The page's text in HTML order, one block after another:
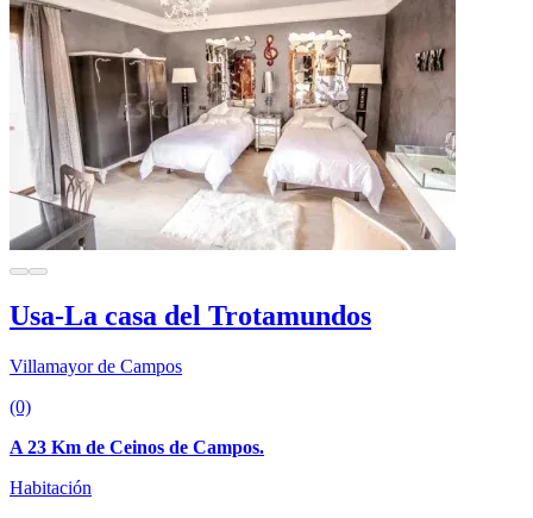
Usa-La casa del Trotamundos
Villamayor de Campos
(0)
A 23 Km de Ceinos de Campos.
Habitación